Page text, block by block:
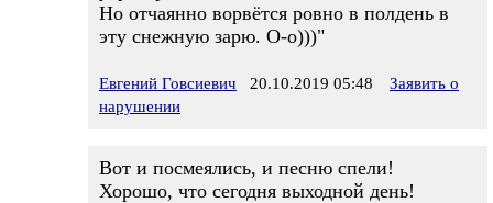
Но отчаянно ворвётся ровно в полдень в
эту снежную зарю. О-о)))"
Евгений Говсиевич 20.10.2019 05:48
Заявить о
нарушении
Вот и посмеялись, и песню спели!
Хорошо, что сегодня выходной день!